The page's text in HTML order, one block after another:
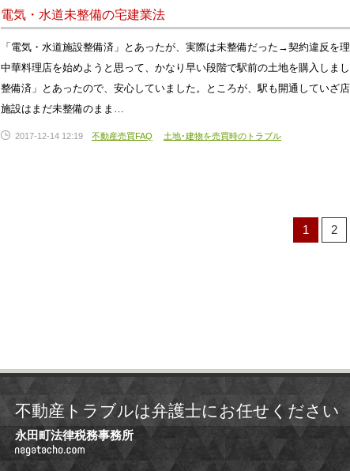
電気・水道未整備の宅建業法
「電気・水道施設整備済」とあったが、実際は未整備だった→契約違反を
中華料理店を始めようと思って、かなり早い段階で駅前の土地を購入しま
整備済」とあったので、安心していました。ところが、駅も開通していざ
施設はまだ未整備のまま…
2017-12-14 12:19 不動産売買FAQ 土地･建物を売買時のトラブル
1 2
不動産トラブルは弁護士にお任せください
永田町法律税務事務所